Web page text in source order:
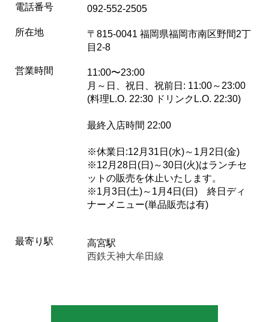
電話番号 092-552-2505
所在地
〒815-0041 福岡県福岡市南区野間2丁
目2-8
営業時間
11:00〜23:00
月～日、祝日、祝前日: 11:00～23:00
(料理L.O. 22:30 ドリンクL.O. 22:30)
最終入店時間 22:00
※休業日:12月31日(水)～1月2日(金)
※12月28日(日)～30日(火)はランチセ
ットの販売を休止いたします。
※1月3日(土)～1月4日(日) 終日ディ
ナーメニュー(単品販売は有)
最寄り駅
高宮駅
西鉄天神大牟田線